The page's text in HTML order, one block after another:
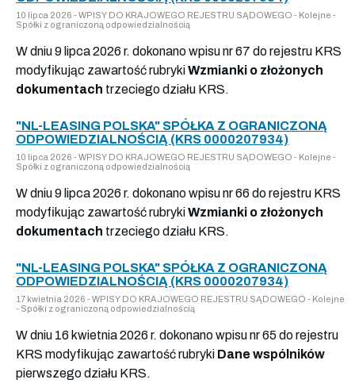
10 lipca 2026 - WPISY DO KRAJOWEGO REJESTRU SĄDOWEGO - Kolejne -
Spółki z ograniczoną odpowiedzialnością
W dniu 9 lipca 2026 r. dokonano wpisu nr 67 do rejestru KRS
modyfikując zawartość rubrykiWzmianki o złożonych
dokumentach trzeciego działu KRS.
"NL-LEASING POLSKA" SPÓŁKA Z OGRANICZONĄ
ODPOWIEDZIALNOŚCIĄ (KRS 0000207934)
10 lipca 2026 - WPISY DO KRAJOWEGO REJESTRU SĄDOWEGO - Kolejne -
Spółki z ograniczoną odpowiedzialnością
W dniu 9 lipca 2026 r. dokonano wpisu nr 66 do rejestru KRS
modyfikując zawartość rubrykiWzmianki o złożonych
dokumentach trzeciego działu KRS.
"NL-LEASING POLSKA" SPÓŁKA Z OGRANICZONĄ
ODPOWIEDZIALNOŚCIĄ (KRS 0000207934)
17 kwietnia 2026 - WPISY DO KRAJOWEGO REJESTRU SĄDOWEGO - Kolejne
- Spółki z ograniczoną odpowiedzialnością
W dniu 16 kwietnia 2026 r. dokonano wpisu nr 65 do rejestru
KRS modyfikując zawartość rubryki Dane wspólników
pierwszego działu KRS.